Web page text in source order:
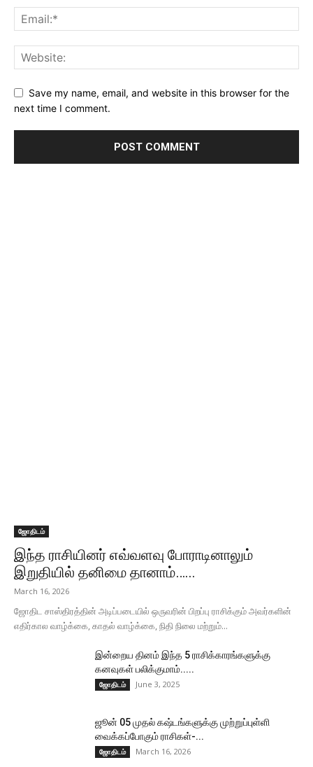
Save my name, email, and website in this browser for the
next time I comment.
ஜோதிடம்
இந்த ராசியினர் எவ்வளவு போராடினாலும்
இறுதியில் தனிமை தானாம்…...
March 16, 2026
ஜோதிட சாஸ்திரத்தின் அடிப்படையில் ஒருவரின் பிறப்பு ராசிக்கும் அவர்களின்
எதிர்கால வாழ்க்கை, காதல் வாழ்க்கை, நிதி நிலை மற்றும்...
இன்றைய தினம் இந்த 5 ராசிக்காரங்களுக்கு
கனவுகள் பலிக்குமாம்.....
ஜோதிடம் June 3, 2025
ஜூன் 05 முதல் கஷ்டங்களுக்கு முற்றுப்புள்ளி
வைக்கப்போகும் ராசிகள்-...
ஜோதிடம் March 16, 2026